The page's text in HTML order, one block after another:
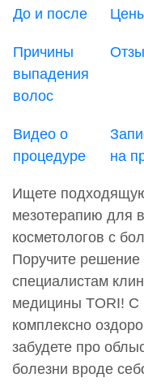
До и после
Причины
выпадения
волос
Видео о
процедуре
на
Ищете
мезотерапию для
косметологов с
Поручите
специалистам
медицины TORI!
комплексно
забудете про
болезни вроде